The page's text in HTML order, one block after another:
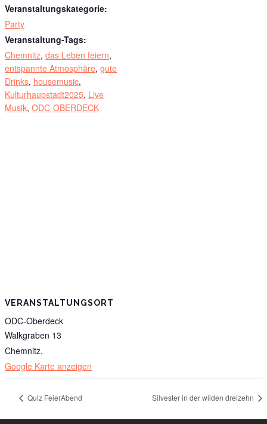
Veranstaltungskategorie:
Party
Veranstaltung-Tags:
Chemnitz, das Leben feiern,
entspannte Atmosphäre, gute
Drinks, housemusic,
Kulturhaupstadt2025, Live
Musik, ODC-OBERDECK
VERANSTALTUNGSORT
ODC-Oberdeck
Walkgraben 13
Chemnitz,
Google Karte anzeigen
Quiz FeierAbend Silvester in der wilden dreizehn